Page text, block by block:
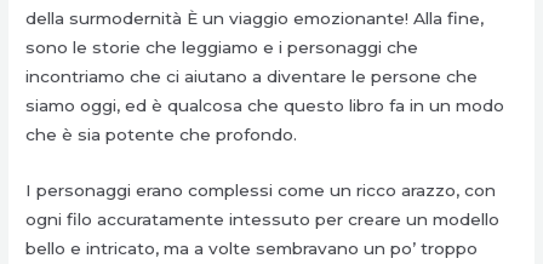
della surmodernità È un viaggio emozionante! Alla fine,
sono le storie che leggiamo e i personaggi che
incontriamo che ci aiutano a diventare le persone che
siamo oggi, ed è qualcosa che questo libro fa in un modo
che è sia potente che profondo.
I personaggi erano complessi come un ricco arazzo, con
ogni filo accuratamente intessuto per creare un modello
bello e intricato, ma a volte sembravano un po’ troppo